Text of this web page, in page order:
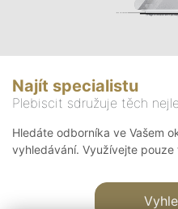
Najít specialistu
Plebiscit sdružuje těch
Hledáte odborníka ve Vašem
vyhledávání. Využívejte pouze